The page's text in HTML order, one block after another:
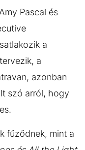
Pascal és
a
a
azonban
szó arról, hogy
fűződnek, mint a